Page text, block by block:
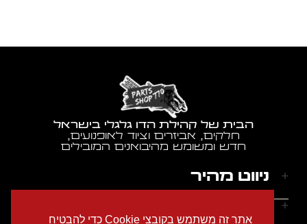
הבית של קהילת הדו גלגלי בישראל
חלקים, אביזרים וציוד לאופנועים,
חדש ומשומש מהיבואנים המובילים
ניווט מהיר
דף הבית
אודותינו
אתר זה משתמש בקובצי Cookie כדי להבטיח